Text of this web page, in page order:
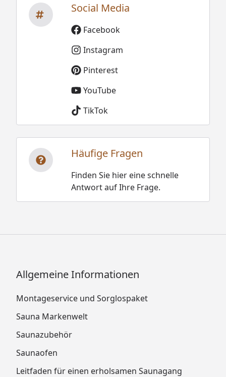
Social Media
Facebook
Instagram
Pinterest
YouTube
TikTok
Häufige Fragen
Finden Sie hier eine schnelle
Antwort auf Ihre Frage.
Allgemeine Informationen
Montageservice und Sorglospaket
Sauna Markenwelt
Saunazubehör
Saunaofen
Leitfaden für einen erholsamen Saunagang